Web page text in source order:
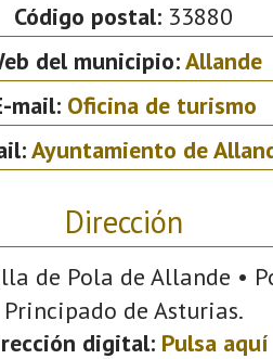
Código postal: 33880
del municipio:Allande
mail: Oficina de turismo
Ayuntamiento de
Dirección
de Pola de Allande •
Principado de Asturias.
digital: Pulsa aquí